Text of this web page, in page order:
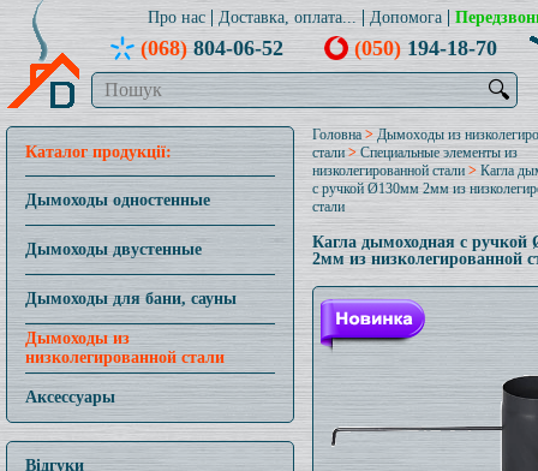
Про нас Доставка, оплата... Допомога
(068)804-06-52 (050)194-18-70
🔍
Каталог продукції:
Дымоходы одностенные
Дымоходы двустенные
Дымоходы для бани, сауны
Дымоходы из
низколегированной стали
Аксессуары
Відгуки
Головна > Дымоходы из
стали>Специальные элементы из
низколегированной стали > Кагла
с ручкой Ø130мм 2мм из
стали
Кагла дымоходная с ручкой
2мм из низколегированной